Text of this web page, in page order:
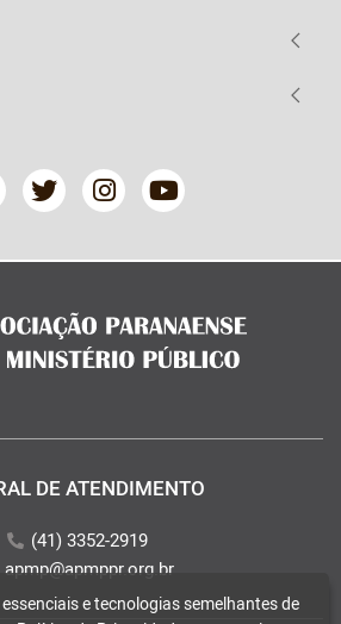
DE ATENDIMENTO
(41) 3352-2919
apmp@apmppr.org.br
e tecnologias semelhantes de